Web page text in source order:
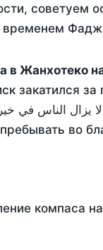
советуем
временем
в Жанхотеко
закатился
لا يزال الناس في
во
компаса